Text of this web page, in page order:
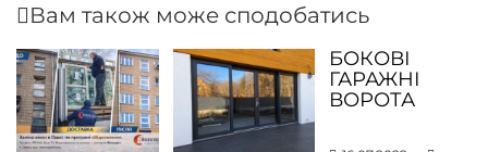
ц
і
я
з
Вам також може сподобатись
БОКОВІ
ГАРАЖНІ
ВОРОТА